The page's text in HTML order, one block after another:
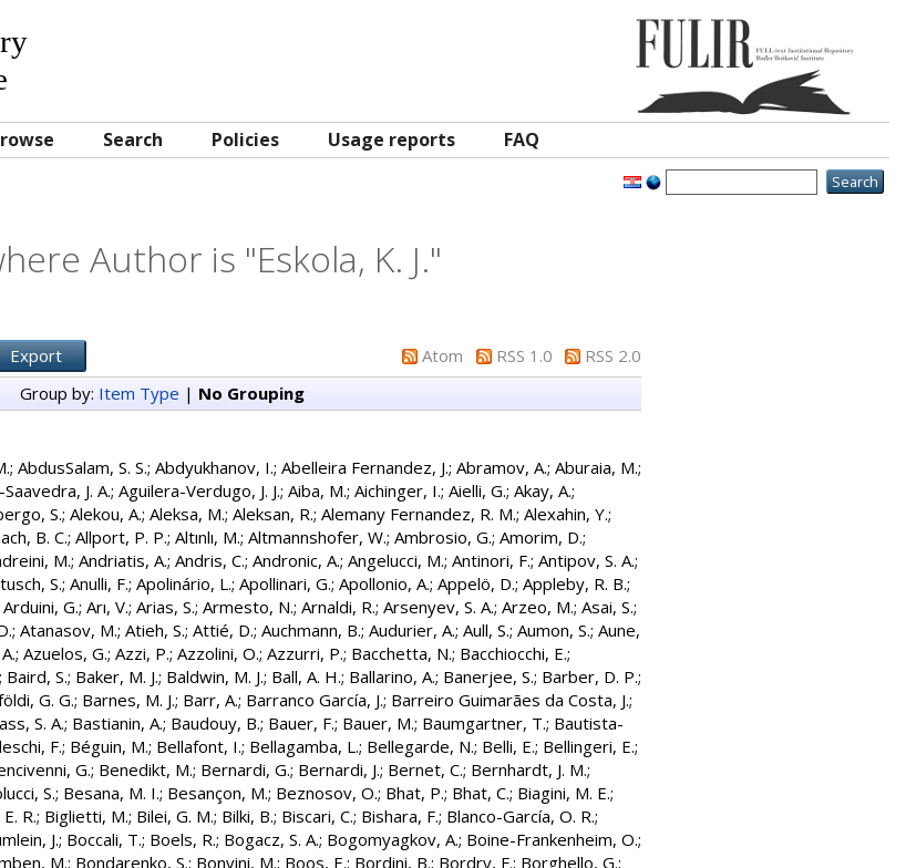
Search Policies Usage reports FAQ
Author is "Eskola, K. J."
Atom RSS 1.0
RSS 2.0
Group by: Item Type | No Grouping
; AbdusSalam, S. S.; Abdyukhanov, I.; Abelleira Fernandez, J.; Abramov, A.; Aburaia, M.;
J. A.; Aguilera-Verdugo, J. J.; Aiba, M.; Aichinger, I.; Aielli, G.; Akay, A.;
S.; Alekou, A.; Aleksa, M.; Aleksan, R.; Alemany Fernandez, R. M.; Alexahin, Y.;
B. C.; Allport, P. P.; Altınlı, M.; Altmannshofer, W.; Ambrosio, G.; Amorim, D.;
M.; Andriatis, A.; Andris, C.; Andronic, A.; Angelucci, M.; Antinori, F.; Antipov, S. A.;
S.; Anulli, F.; Apolinário, L.; Apollinari, G.; Apollonio, A.; Appelö, D.; Appleby, R. B.;
Arduini, G.; Arı, V.; Arias, S.; Armesto, N.; Arnaldi, R.; Arsenyev, S. A.; Arzeo, M.; Asai, S.;
; Atanasov, M.; Atieh, S.; Attié, D.; Auchmann, B.; Audurier, A.; Aull, S.; Aumon, S.; Aune,
; Azuelos, G.; Azzi, P.; Azzolini, O.; Azzurri, P.; Bacchetta, N.; Bacchiocchi, E.;
; Baird, S.; Baker, M. J.; Baldwin, M. J.; Ball, A. H.; Ballarino, A.; Banerjee, S.; Barber, D. P.;
G. G.; Barnes, M. J.; Barr, A.; Barranco García, J.; Barreiro Guimarães da Costa, J.;
S. A.; Bastianin, A.; Baudouy, B.; Bauer, F.; Bauer, M.; Baumgartner, T.; Bautista-
F.; Béguin, M.; Bellafont, I.; Bellagamba, L.; Bellegarde, N.; Belli, E.; Bellingeri, E.;
G.; Benedikt, M.; Bernardi, G.; Bernardi, J.; Bernet, C.; Bernhardt, J. M.;
S.; Besana, M. I.; Besançon, M.; Beznosov, O.; Bhat, P.; Bhat, C.; Biagini, M. E.;
R.; Biglietti, M.; Bilei, G. M.; Bilki, B.; Biscari, C.; Bishara, F.; Blanco-García, O. R.;
J.; Boccali, T.; Boels, R.; Bogacz, S. A.; Bogomyagkov, A.; Boine-Frankenheim, O.;
M.; Bondarenko, S.; Bonvini, M.; Boos, E.; Bordini, B.; Bordry, F.; Borghello, G.;